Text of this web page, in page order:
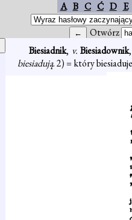
A B C Ć D E
Otwórz
Biesiadnik, v.Biesiadownik,
biesiadują. 2) = który